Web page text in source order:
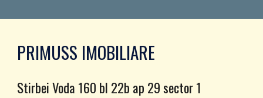
PRIMUSS IMOBILIARE
Stirbei Voda 160 bl 22b ap 29 sector 1